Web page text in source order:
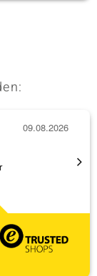
09.08.2026